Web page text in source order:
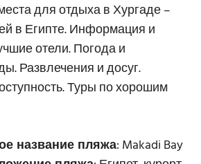
для отдыха в Хургаде –
в Египте. Информация и
отели. Погода и
Развлечения и досуг.
Туры по хорошим
название пляжа: Makadi Bay